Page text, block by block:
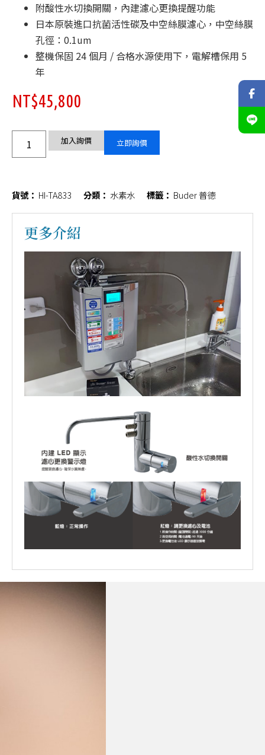
附酸性水切換開關，內建濾心更換提醒功能
日本原裝進口抗菌活性碳及中空絲膜濾心，中空絲膜
孔徑：0.1um
整機保固 24 個月 / 合格水源使用下，電解槽保用 5
年
NT$45,800
加入詢價 立即詢價
貨號： HI-TA833 分類： 水素水 標籤： Buder 普德
更多介紹